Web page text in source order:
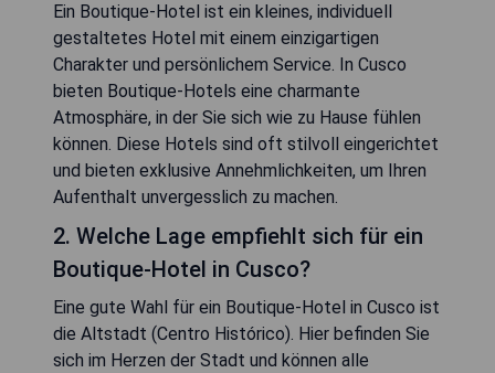
Ein Boutique-Hotel ist ein kleines, individuell
gestaltetes Hotel mit einem einzigartigen
Charakter und persönlichem Service. In Cusco
bieten Boutique-Hotels eine charmante
Atmosphäre, in der Sie sich wie zu Hause fühlen
können. Diese Hotels sind oft stilvoll eingerichtet
und bieten exklusive Annehmlichkeiten, um Ihren
Aufenthalt unvergesslich zu machen.
2. Welche Lage empfiehlt sich für ein
Boutique-Hotel in Cusco?
Eine gute Wahl für ein Boutique-Hotel in Cusco ist
die Altstadt (Centro Histórico). Hier befinden Sie
sich im Herzen der Stadt und können alle